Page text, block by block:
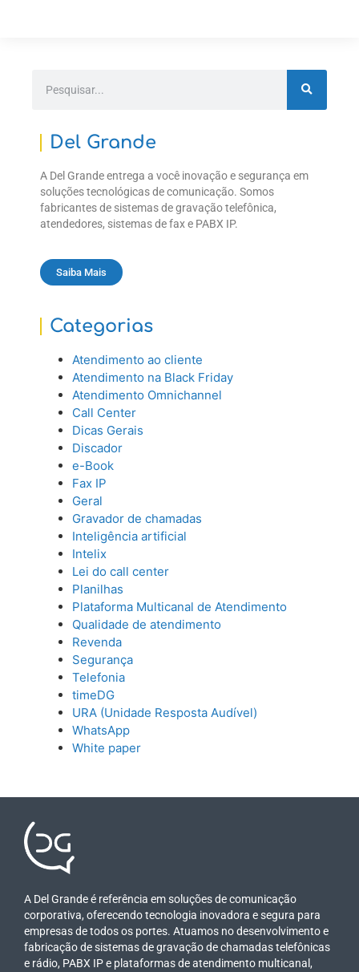
Del Grande
A Del Grande entrega a você inovação e segurança em
soluções tecnológicas de comunicação. Somos
fabricantes de sistemas de gravação telefônica,
atendedores, sistemas de fax e PABX IP.
Saiba Mais
Categorias
Atendimento ao cliente
Atendimento na Black Friday
Atendimento Omnichannel
Call Center
Dicas Gerais
Discador
e-Book
Fax IP
Geral
Gravador de chamadas
Inteligência artificial
Intelix
Lei do call center
Planilhas
Plataforma Multicanal de Atendimento
Qualidade de atendimento
Revenda
Segurança
Telefonia
timeDG
URA (Unidade Resposta Audível)
WhatsApp
White paper
A Del Grande é referência em soluções de comunicação
corporativa, oferecendo tecnologia inovadora e segura para
empresas de todos os portes. Atuamos no desenvolvimento e
fabricação de sistemas de gravação de chamadas telefônicas
e rádio, PABX IP e plataformas de atendimento multicanal,